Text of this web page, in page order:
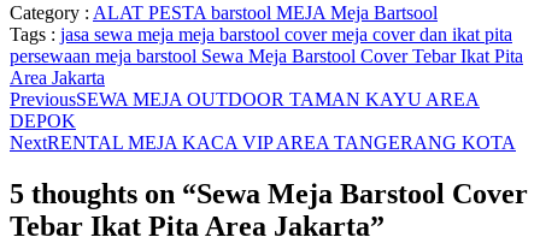
Category : ALAT PESTA barstool MEJA Meja Bartsool
Tags : jasa sewa meja meja barstool covermeja cover dan ikat pita
persewaan meja barstool Sewa Meja Barstool Cover Tebar Ikat Pita
Area Jakarta
PreviousSEWA MEJA OUTDOOR TAMAN KAYU AREA
DEPOK
NextRENTAL MEJA KACA VIP AREA TANGERANG KOTA
5 thoughts on “Sewa Meja Barstool Cover
Tebar Ikat Pita Area Jakarta”